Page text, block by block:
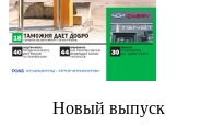
Новый выпуск